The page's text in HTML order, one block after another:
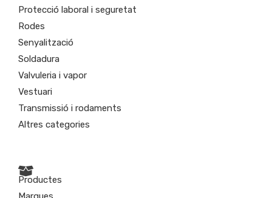
Protecció laboral i seguretat
Rodes
Senyalització
Soldadura
Valvuleria i vapor
Vestuari
Transmissió i rodaments
Altres categories
Productes